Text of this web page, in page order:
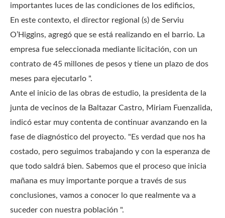
importantes luces de las condiciones de los edificios,
En este contexto, el director regional (s) de Serviu
O’Higgins, agregó que se está realizando en el barrio. La
empresa fue seleccionada mediante licitación, con un
contrato de 45 millones de pesos y tiene un plazo de dos
meses para ejecutarlo ".
Ante el inicio de las obras de estudio, la presidenta de la
junta de vecinos de la Baltazar Castro, Miriam Fuenzalida,
indicó estar muy contenta de continuar avanzando en la
fase de diagnóstico del proyecto. "Es verdad que nos ha
costado, pero seguimos trabajando y con la esperanza de
que todo saldrá bien. Sabemos que el proceso que inicia
mañana es muy importante porque a través de sus
conclusiones, vamos a conocer lo que realmente va a
suceder con nuestra población ".